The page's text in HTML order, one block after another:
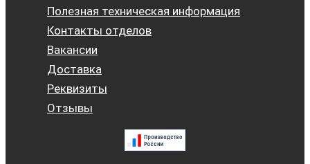
Полезная техническая информация
Контакты отделов
Вакансии
Доставка
Реквизиты
Отзывы